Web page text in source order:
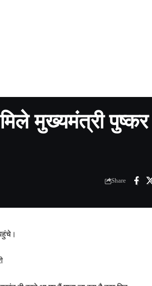
मुख्यमंत्री
Share